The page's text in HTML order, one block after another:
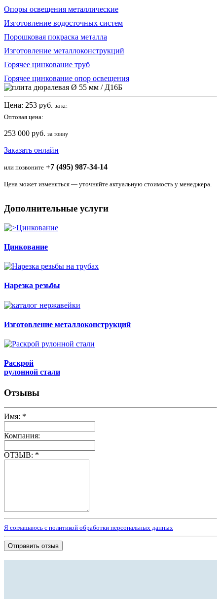
Опоры освещения металлические
Изготовление водосточных систем
Порошковая покраска металла
Изготовление металлоконструкций
Горячее цинкование труб
Горячее цинкование опор освещения
Цена: 253 руб. за кг.
Оптовая цена:
253 000 руб. за тонну
Заказать онлайн
или позвоните +7 (495) 987-34-14
Цена может изменяться — уточняйте актуальную стоимость у менеджера.
Дополнительные услуги
Цинкование
Нарезка резьбы
Изготовление металлоконструкций
Раскрой
рулонной стали
Отзывы
Имя: *
Компания:
ОТЗЫВ: *
Я соглашаюсь с политикой обработки персональных данных
Отправить отзыв